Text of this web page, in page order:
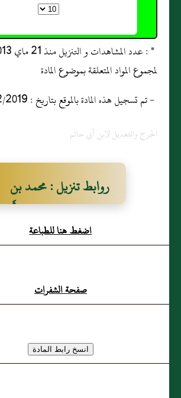
لمجموع المواد المتعلقة بموضوع المادة
- تم تسجيل هذه المادة بالموقع بتاريخ : 07/12/2019
الجرح والتعديل لإبن أبي حاتم
روابط تنزيل : محمد بن
سمعان، وهو محمد بن أَبي
يَحيَى الأَسلَمي مولى أَسلم،
وهو والد إِبراهيم بن أَبي يَحيَى
يقال: هُو مولى لعَمرو بن
أَبَا عَبد الله
اضغط هنا للطباعة
صفحة الشفرات